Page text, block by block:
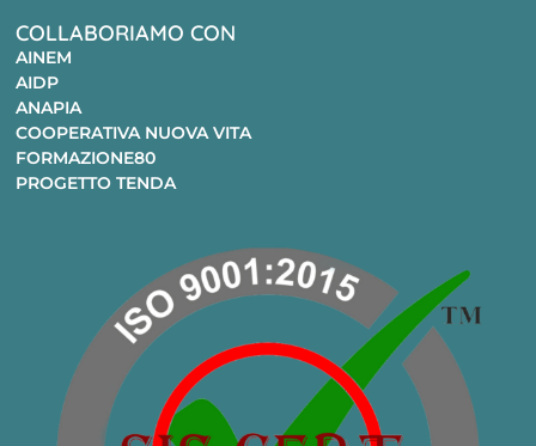
COLLABORIAMO CON
AINEM
AIDP
ANAPIA
COOPERATIVA NUOVA VITA
FORMAZIONE80
PROGETTO TENDA